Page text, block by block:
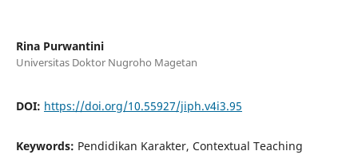
Rina Purwantini
Universitas Doktor Nugroho Magetan
DOI: https://doi.org/10.55927/jiph.v4i3.95
Keywords: Pendidikan Karakter, Contextual Teaching